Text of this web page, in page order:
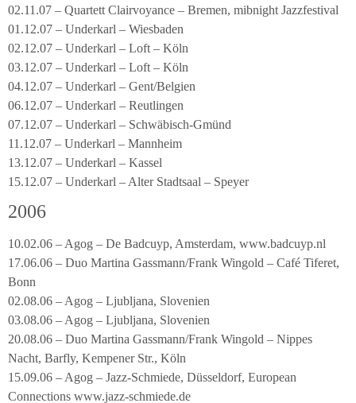
02.11.07 – Quartett Clairvoyance – Bremen, mibnight Jazzfestival
01.12.07 – Underkarl – Wiesbaden
02.12.07 – Underkarl – Loft – Köln
03.12.07 – Underkarl – Loft – Köln
04.12.07 – Underkarl – Gent/Belgien
06.12.07 – Underkarl – Reutlingen
07.12.07 – Underkarl – Schwäbisch-Gmünd
11.12.07 – Underkarl – Mannheim
13.12.07 – Underkarl – Kassel
15.12.07 – Underkarl – Alter Stadtsaal – Speyer
2006
10.02.06 – Agog – De Badcuyp, Amsterdam, www.badcuyp.nl
17.06.06 – Duo Martina Gassmann/Frank Wingold – Café Tiferet,
Bonn
02.08.06 – Agog – Ljubljana, Slovenien
03.08.06 – Agog – Ljubljana, Slovenien
20.08.06 – Duo Martina Gassmann/Frank Wingold – Nippes
Nacht, Barfly, Kempener Str., Köln
15.09.06 – Agog – Jazz-Schmiede, Düsseldorf, European
Connections www.jazz-schmiede.de